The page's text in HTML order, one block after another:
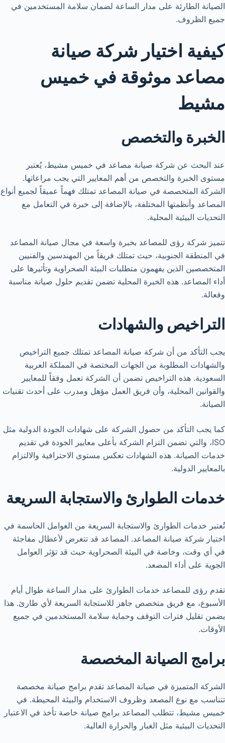
الصيانة الطارئة على مدار الساعة لضمان سلامة المستخدمين في
جميع الظروف.
كيفية اختيار شركة صيانة
مصاعد موثوقة في خميس
مشيط
الخبرة والتخصص
عند البحث عن شركة صيانة مصاعد في خميس مشيط، يُعتبر
مستوى الخبرة والتخصص من أهم المعايير التي يجب مراعاتها.
الشركة المتخصصة في صيانة المصاعد تمتلك فهماً عميقاً لجميع أنواع
المصاعد وأنظمتها المختلفة، بالإضافة إلى خبرة في التعامل مع
التحديات البيئية المحلية.
تتميز شركة رؤى للمصاعد بخبرة واسعة في مجال صيانة المصاعد
في المنطقة الجنوبية، حيث تمتلك فريقاً من المهندسين والفنيين
المتخصصين الذين يفهمون متطلبات البيئة الصحراوية وتأثيرها على
أداء المصاعد. هذه الخبرة المحلية تضمن تقديم حلول صيانة مناسبة
وفعالة.
التراخيص والشهادات
يجب التأكد من أن شركة صيانة المصاعد تمتلك جميع التراخيص
والشهادات المطلوبة من الجهات المختصة في المملكة العربية
السعودية. هذه التراخيص تضمن أن الشركة تعمل وفقاً للمعايير
والقوانين المحلية، وأن فريق العمل مؤهل ومدرب على أحدث تقنيات
الصيانة.
كما يجب التأكد من حصول الشركة على شهادات الجودة الدولية مثل
ISO، والتي تضمن التزام الشركة بأعلى معايير الجودة في تقديم
خدمات الصيانة. هذه الشهادات تعكس مستوى الاحترافية والالتزام
بالمعايير الدولية.
خدمات الطوارئ والاستجابة السريعة
تُعتبر خدمات الطوارئ والاستجابة السريعة من العوامل الحاسمة في
اختيار شركة صيانة المصاعد. المصاعد قد تتعرض لأعطال مفاجئة
في أي وقت، وخاصة في البيئة الصحراوية حيث قد تؤثر العوامل
الجوية على أداء المصعد.
تقدم رؤى للمصاعد خدمات الطوارئ على مدار الساعة طوال أيام
الأسبوع، مع فريق متخصص جاهز للاستجابة السريعة لأي طارئ. هذا
يضمن تقليل فترات التوقف وحماية سلامة المستخدمين في جميع
الأوقات.
برامج الصيانة المخصصة
الشركة المتميزة في صيانة المصاعد تقدم برامج صيانة مخصصة
تتناسب مع نوع المصعد وظروف الاستخدام والبيئة المحيطة. في
خميس مشيط، تتطلب المصاعد برامج صيانة خاصة تأخذ في الاعتبار
التحديات البيئية مثل الغبار والحرارة العالية.